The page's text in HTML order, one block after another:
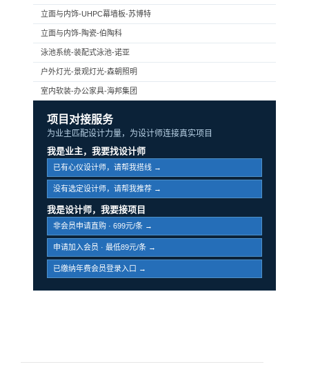
立面与内饰-UHPC幕墙板-苏博特
立面与内饰-陶瓷-伯陶科
泳池系统-装配式泳池-诺亚
户外灯光-景观灯光-森朝照明
室内软装-办公家具-海邦集团
项目对接服务
为业主匹配设计力量，为设计师连接真实项目
我是业主，我要找设计师
已有心仪设计师，请帮我搭线 →
没有选定设计师，请帮我推荐 →
我是设计师，我要接项目
非会员申请直购 · 699元/条 →
申请加入会员 · 最低89元/条 →
已缴纳年费会员登录入口 →